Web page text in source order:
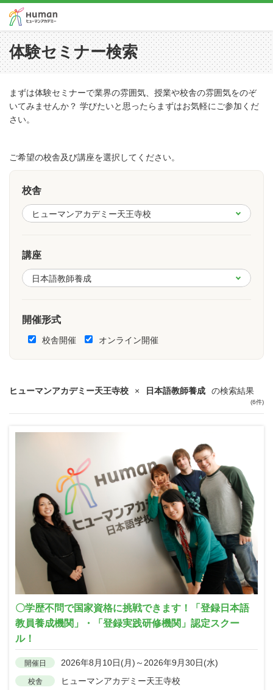
体験セミナー検索
まずは体験セミナーで業界の雰囲気、授業や校舎の雰囲気をのぞ
いてみませんか？ 学びたいと思ったらまずはお気軽にご参加くだ
さい。
ご希望の校舎及び講座を選択してください。
校舎
講座
開催形式
校舎開催 オンライン開催
ヒューマンアカデミー天王寺校 × 日本語教師養成 の検索結果
(6件)
〇学歴不問で国家資格に挑戦できます！「登録日本語
教員養成機関」・「登録実践研修機関」認定スクー
ル！
開催日 2026年8月10日(月)～2026年9月30日(水)
校舎 ヒューマンアカデミー天王寺校